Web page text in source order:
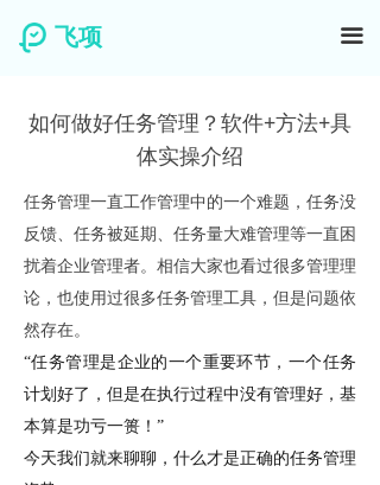
飞项 끀
如何做好任务管理？软件+方法+具
体实操介绍
任务管理一直工作管理中的一个难题，任务没
反馈、任务被延期、任务量大难管理等一直困
扰着企业管理者。相信大家也看过很多管理理
论，也使用过很多任务管理工具，但是问题依
然存在。
“任务管理是企业的一个重要环节，一个任务
计划好了，但是在执行过程中没有管理好，基
本算是功亏一篑！”
今天我们就来聊聊，什么才是正确的任务管理